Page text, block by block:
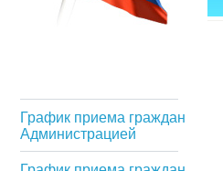
График приема граждан
Администрацией